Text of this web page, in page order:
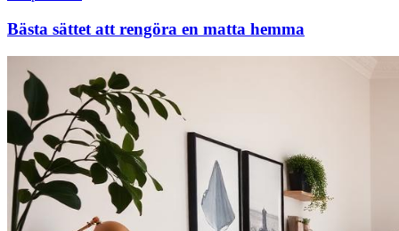
Bästa sättet att rengöra en matta hemma